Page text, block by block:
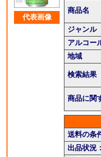
チューハイ・
ハイボール
酒楽ブログ
代表画像
商品名
ジャンル
アルコー
地域
検索結果
商品に関
送料の条
出品状況